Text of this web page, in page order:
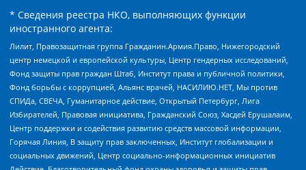
* Сведения реестра НКО, выполняющих функции
иностранного агента:
Лилит, Правозащитная группа Гражданин.Армия.Право, Нижегородский
центр немецкой и европейской культуры, Центр гендерных исследований,
Фонд защиты прав граждан Штаб, Институт права и публичной политики,
Фонд борьбы с коррупцией, Альянс врачей, НАСИЛИЮ.НЕТ, Мы против
СПИДа, СВЕЧА, Гуманитарное действие, Открытый Петербург, Лига
Избирателей, Правовая инициатива, Гражданский Союз, Хасдей Ерушалаим,
Центр поддержки и содействия развитию средств массовой информации,
Горячая Линия, В защиту прав заключенных, Институт глобализации и
социальных движений, Центр социально-информационных инициатив